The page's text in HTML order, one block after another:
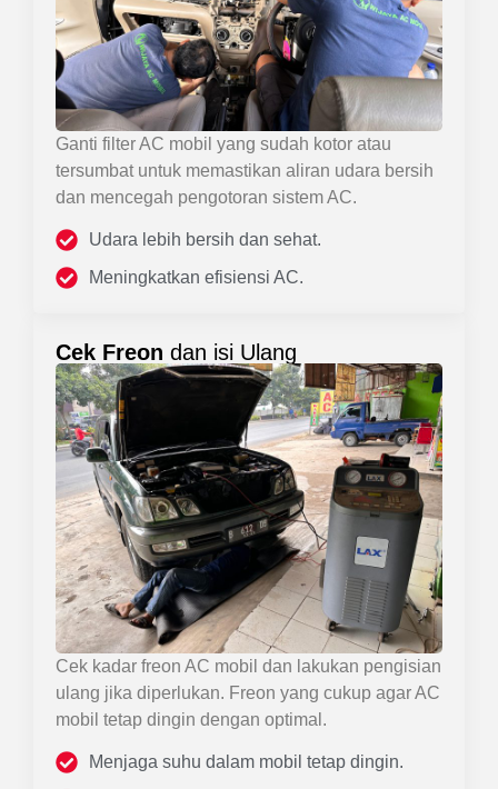
Ganti filter AC mobil yang sudah kotor atau
tersumbat untuk memastikan aliran udara bersih
dan mencegah pengotoran sistem AC.
Udara lebih bersih dan sehat.
Meningkatkan efisiensi AC.
Cek Freon dan isi Ulang
Cek kadar freon AC mobil dan lakukan pengisian
ulang jika diperlukan. Freon yang cukup agar AC
mobil tetap dingin dengan optimal.
Menjaga suhu dalam mobil tetap dingin.